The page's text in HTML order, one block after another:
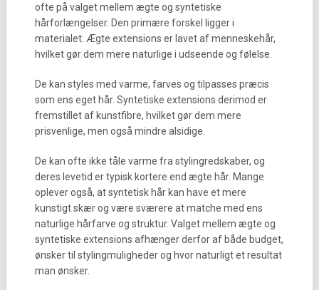
ofte på valget mellem ægte og syntetiske
hårforlængelser. Den primære forskel ligger i
materialet: Ægte extensions er lavet af menneskehår,
hvilket gør dem mere naturlige i udseende og følelse.
De kan styles med varme, farves og tilpasses præcis
som ens eget hår. Syntetiske extensions derimod er
fremstillet af kunstfibre, hvilket gør dem mere
prisvenlige, men også mindre alsidige.
De kan ofte ikke tåle varme fra stylingredskaber, og
deres levetid er typisk kortere end ægte hår. Mange
oplever også, at syntetisk hår kan have et mere
kunstigt skær og være sværere at matche med ens
naturlige hårfarve og struktur. Valget mellem ægte og
syntetiske extensions afhænger derfor af både budget,
ønsker til stylingmuligheder og hvor naturligt et resultat
man ønsker.